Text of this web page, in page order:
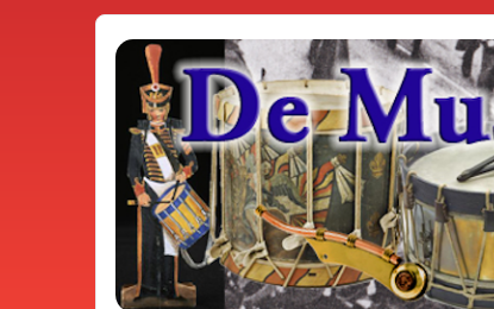
De Musicae Militari - Forums
Forums de discussions